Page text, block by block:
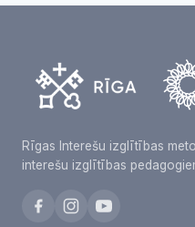
Rīgas Interešu izglītības
interešu izglītības